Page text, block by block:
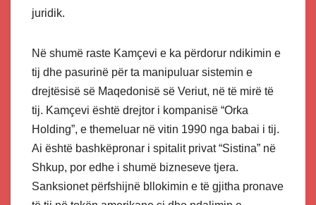
juridik.
Në shumë raste Kamçevi e ka përdorur ndikimin e
tij dhe pasurinë për ta manipuluar sistemin e
drejtësisë së Maqedonisë së Veriut, në të mirë të
tij. Kamçevi është drejtor i kompanisë “Orka
Holding”, e themeluar në vitin 1990 nga babai i tij.
Ai është bashkëpronar i spitalit privat “Sistina” në
Shkup, por edhe i shumë bizneseve tjera.
Sanksionet përfshijnë bllokimin e të gjitha pronave